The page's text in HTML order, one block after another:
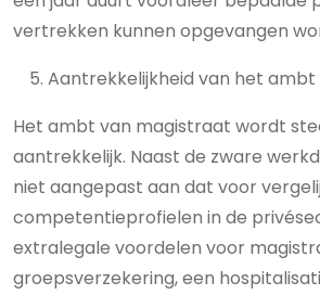
vertrekken kunnen opgevangen
Aantrekkelijkheid van het
Het ambt van magistraat wordt
aantrekkelijk. Naast de zware
niet aangepast aan dat voor
competentieprofielen in de
extralegale voordelen voor
groepsverzekering, een